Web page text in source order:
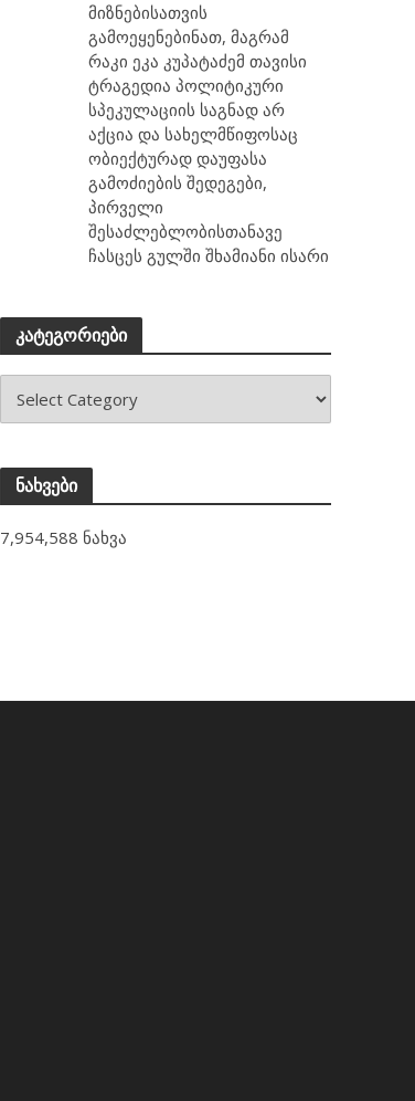
მიზნებისათვის
გამოეყენებინათ, მაგრამ
რაკი ეკა კუპატაძემ თავისი
ტრაგედია პოლიტიკური
სპეკულაციის საგნად არ
აქცია და სახელმწიფოსაც
ობიექტურად დაუფასა
გამოძიების შედეგები,
პირველი
შესაძლებლობისთანავე
ჩასცეს გულში შხამიანი ისარი
კატეგორიები
ნახვები
7,954,588 ნახვა